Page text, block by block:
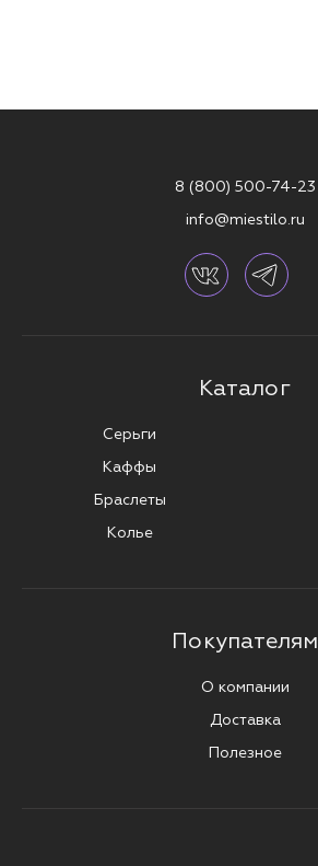
8 (800) 500-74-23
info@miestilo.ru
Каталог
Серьги
Каффы
Браслеты
Колье
Покупателям
О компании
Доставка
Полезное